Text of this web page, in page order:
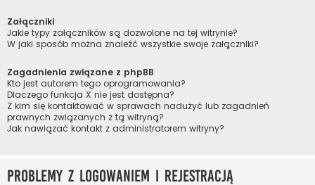
Załączniki
Jakie typy załączników są dozwolone na tej witrynie?
W jaki sposób można znaleźć wszystkie swoje załączniki?
Zagadnienia związane z phpBB
Kto jest autorem tego oprogramowania?
Dlaczego funkcja X nie jest dostępna?
Z kim się kontaktować w sprawach nadużyć lub zagadnień
prawnych związanych z tą witryną?
Jak nawiązać kontakt z administratorem witryny?
Problemy z logowaniem i rejestracją